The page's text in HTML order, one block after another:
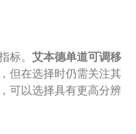
标。艾本德单道可调移
但在选择时仍需关注其
可以选择具有更高分辨